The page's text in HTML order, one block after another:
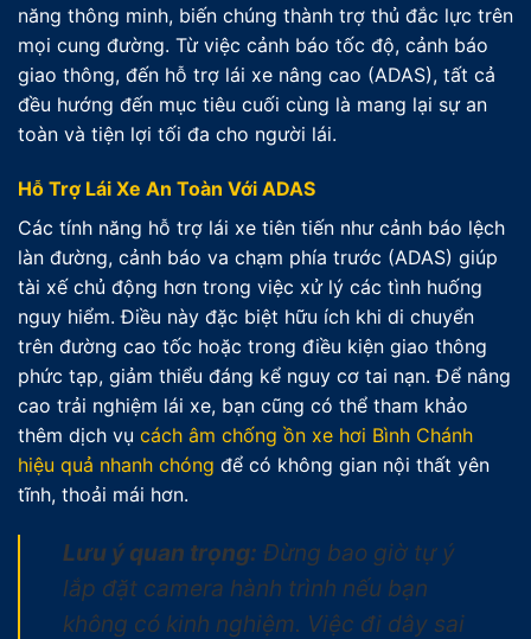
năng thông minh, biến chúng thành trợ thủ đắc lực trên
mọi cung đường. Từ việc cảnh báo tốc độ, cảnh báo
giao thông, đến hỗ trợ lái xe nâng cao (ADAS), tất cả
đều hướng đến mục tiêu cuối cùng là mang lại sự an
toàn và tiện lợi tối đa cho người lái.
Hỗ Trợ Lái Xe An Toàn Với ADAS
Các tính năng hỗ trợ lái xe tiên tiến như cảnh báo lệch
làn đường, cảnh báo va chạm phía trước (ADAS) giúp
tài xế chủ động hơn trong việc xử lý các tình huống
nguy hiểm. Điều này đặc biệt hữu ích khi di chuyển
trên đường cao tốc hoặc trong điều kiện giao thông
phức tạp, giảm thiểu đáng kể nguy cơ tai nạn. Để nâng
cao trải nghiệm lái xe, bạn cũng có thể tham khảo
thêm dịch vụ cách âm chống ồn xe hơi Bình Chánh
hiệu quả nhanh chóng để có không gian nội thất yên
tĩnh, thoải mái hơn.
Lưu ý quan trọng: Đừng bao giờ tự ý
lắp đặt camera hành trình nếu bạn
không có kinh nghiệm. Việc đi dây sai